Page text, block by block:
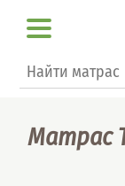
Форма поиска
Поиск
Матрас